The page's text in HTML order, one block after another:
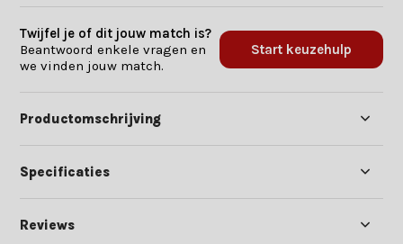
Twijfel je of dit jouw match is?
Beantwoord enkele vragen en
we vinden jouw match.
Start keuzehulp
Productomschrijving
Specificaties
Reviews